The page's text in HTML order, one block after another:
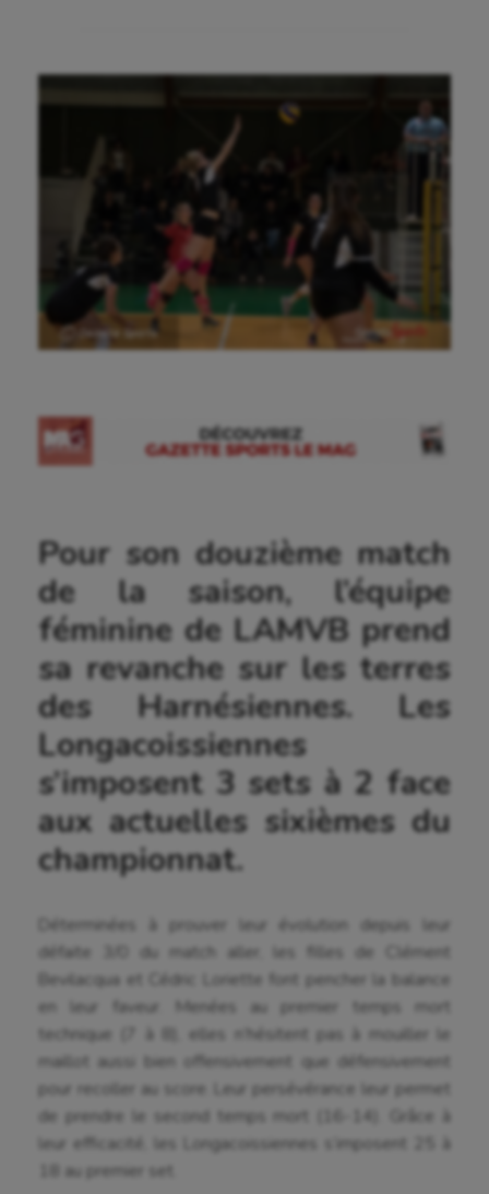
Ⓒ Gazette Sports
Pour son douzième match
de la saison, l’équipe
féminine de LAMVB prend
sa revanche sur les terres
des Harnésiennes. Les
Longacoissiennes
s’imposent 3 sets à 2 face
aux actuelles sixièmes du
championnat.
Déterminées à prouver leur évolution depuis leur
défaite 3/0 du match aller, les filles de Clément
Bevilacqua et Cédric Loriette font pencher la balance
en leur faveur. Menées au premier temps mort
technique (7 à 8), elles n’hésitent pas à mouiller le
maillot aussi bien offensivement que défensivement
pour recoller au score. Leur persévérance leur permet
de prendre le second temps mort (16-14). Grâce à
leur efficacité, les Longacoissiennes s’imposent 25 à
18 au premier set.